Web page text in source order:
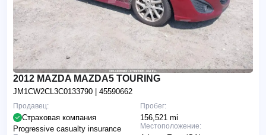
2012 MAZDA MAZDA5 TOURING
JM1CW2CL3C0133790 | 45590662
Пробег:
156,521 mi
Местоположение:
Продавец:
Страховая компания
Progressive casualty insurance